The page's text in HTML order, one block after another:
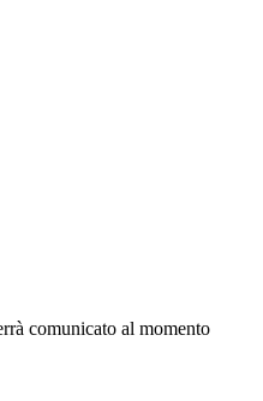
comunicato al momento